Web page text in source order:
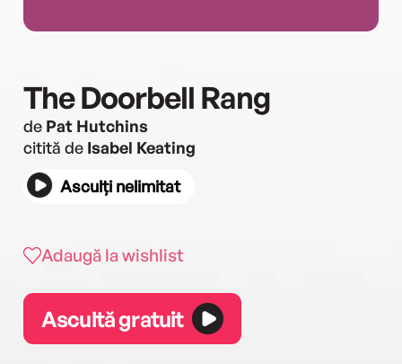
The Doorbell Rang
de Pat Hutchins
citită de Isabel Keating
Asculți nelimitat
Adaugă la wishlist
Ascultă gratuit